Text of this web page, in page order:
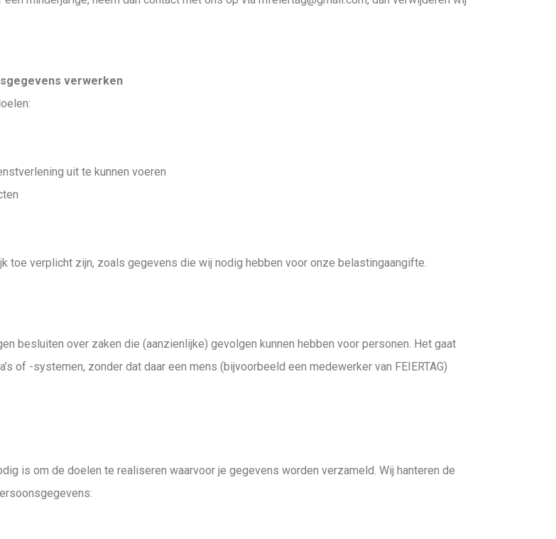
verwerken
uit te kunnen voeren
toe verplicht zijn, zoals gegevens die wij nodig hebben voor onze belastingaangifte.
besluiten over zaken die (aanzienlijke) gevolgen kunnen hebben voor personen. Het gaat
of -systemen, zonder dat daar een mens (bijvoorbeeld een medewerker van FEIERTAG)
is om de doelen te realiseren waarvoor je gegevens worden verzameld. Wij hanteren de